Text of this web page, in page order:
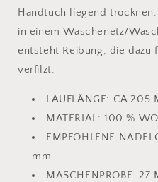
Handtuch liegend
in einem Wäschenetz/
entsteht Reibung, die dazu
verfilzt.
LAUFLÄNGE: CA 205
MATERIAL: 100 %
EMPFOHLENE
mm
MASCHENPROBE: 27